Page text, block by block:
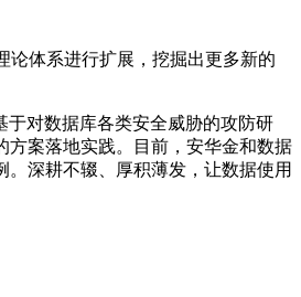
论体系进行扩展，挖掘出更多新的
对数据库各类安全威胁的攻防研
方案落地实践。目前，安华金和数据
深耕不辍、厚积薄发，让数据使用